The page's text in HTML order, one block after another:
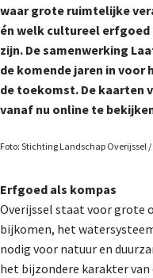
waar grote ruimtelijke
én welk cultureel erfgoed
zijn. De samenwerking
de komende jaren in
de toekomst. De kaarten
vanaf nu online te
Foto: Stichting Landschap Overijssel
Erfgoed als kompas
Overijssel staat voor grote
bijkomen, het
nodig voor natuur en
het bijzondere karakter van